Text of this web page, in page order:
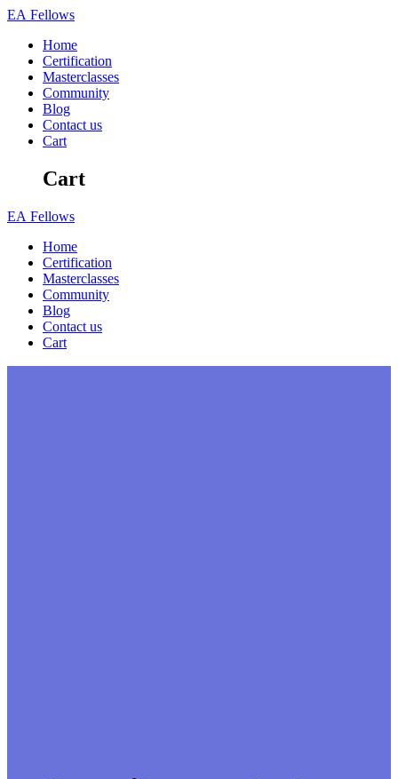
Skip
content
EA Fellows
Home
Certification
Masterclasses
Community
Blog
Contact us
Cart
Cart
EA Fellows
Home
Certification
Masterclasses
Community
Blog
Contact us
Cart